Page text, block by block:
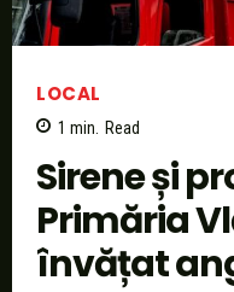
LOCAL
1 min. Read
Sirene și
Primăria
învățat